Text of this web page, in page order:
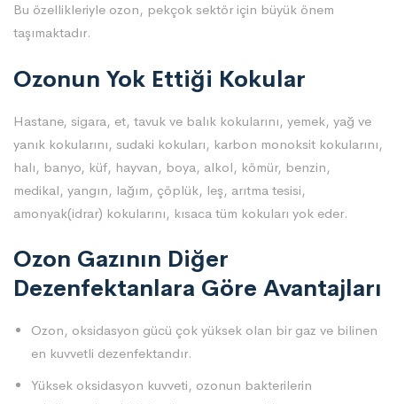
Bu özellikleriyle ozon, pekçok sektör için büyük önem
taşımaktadır.
Ozonun Yok Ettiği Kokular
Hastane, sigara, et, tavuk ve balık kokularını, yemek, yağ ve
yanık kokularını, sudaki kokuları, karbon monoksit kokularını,
halı, banyo, küf, hayvan, boya, alkol, kömür, benzin,
medikal, yangın, lağım, çöplük, leş, arıtma tesisi,
amonyak(idrar) kokularını, kısaca tüm kokuları yok eder.
Ozon Gazının Diğer
Dezenfektanlara Göre Avantajları
Ozon, oksidasyon gücü çok yüksek olan bir gaz ve bilinen
en kuvvetli dezenfektandır.
Yüksek oksidasyon kuvveti, ozonun bakterilerin